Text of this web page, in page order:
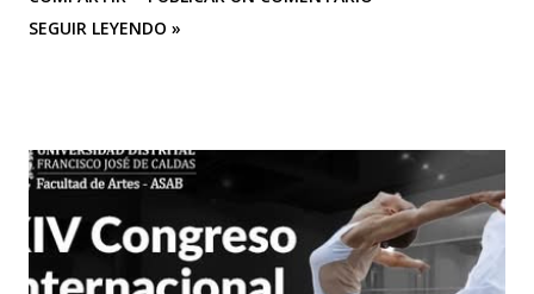
de octubre del 2025 en el Corredor Cultural Del Centro
Comercial Los Ángeles, dónde actualmente se han
Galponcito De Umbral- Correo De Voz Teatro , Candela
Teatro y CASA TEA -Teatro Estudio Alcaraván- este último,
organizador del festival. Teatro Estudio Alcaraván, las
salas del corredor cultural, los grupos y artistas
SEGUIR LEYENDO »